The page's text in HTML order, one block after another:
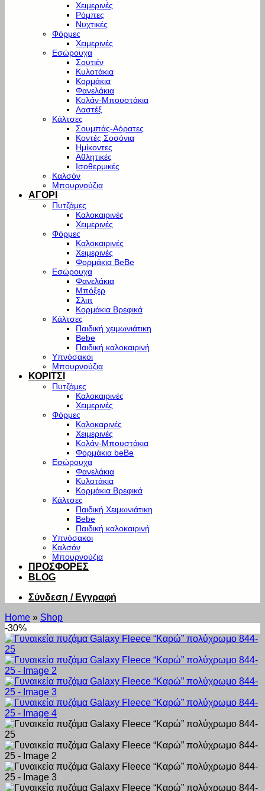
Χειμερινές
Ρόμπες
Νυχτικές
Φόρμες
Χειμερινές
Εσώρουχα
Σουτιέν
Κυλοτάκια
Κορμάκια
Φανελάκια
Κολάν-Μπουστάκια
Λαστέξ
Κάλτσες
Σουμπάς-Αόρατες
Κοντές Σοσόνια
Ημίκοντες
Αθλητικές
Ισοθερμικές
Καλσόν
Μπουρνούζια
ΑΓΟΡΙ
Πυτζάμες
Καλοκαιρινές
Χειμερινές
Φόρμες
Καλοκαιρινές
Χειμερινές
Φορμάκια BeBe
Εσώρουχα
Φανελάκια
Μπόξερ
Σλιπ
Κορμάκια Βρεφικά
Κάλτσες
Παιδική χειμωνιάτικη
Bebe
Παιδική καλοκαιρινή
Υπνόσακοι
Μπουρνούζια
ΚΟΡΙΤΣΙ
Πυτζάμες
Καλοκαιρινές
Χειμερινές
Φόρμες
Καλοκαρινές
Χειμερινές
Κολάν-Μπουστάκια
Φορμάκια beBe
Εσώρουχα
Φανελάκια
Κυλοτάκια
Κορμάκια Βρεφικά
Κάλτσες
Παιδική Χειμωνιάτικη
Bebe
Παιδική καλοκαιρινή
Υπνόσακοι
Καλσόν
Μπουρνούζια
ΠΡΟΣΦΟΡΕΣ
BLOG
Σύνδεση / Εγγραφή
Home » Shop
-30%